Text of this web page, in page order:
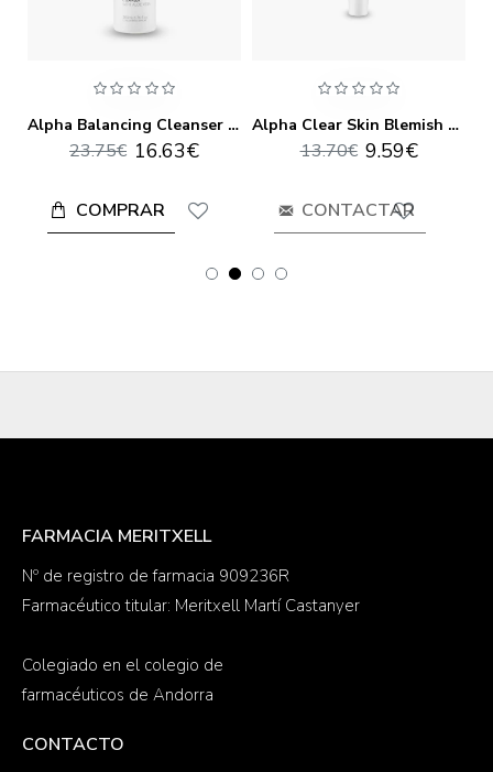
Alpha Balancing Cleanser 200ml
16.63€
23.75€
COMPRAR
Alpha Clear Skin Blemish Control Gel 20ml
9.59€
13.70€
CONTACTAR
FARMACIA MERITXELL
Nº de registro de farmacia 909236R
Farmacéutico titular: Meritxell Martí Castanyer
Colegiado en el colegio de
farmacéuticos de Andorra
CONTACTO